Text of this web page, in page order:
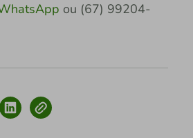
ou (67) 99204-